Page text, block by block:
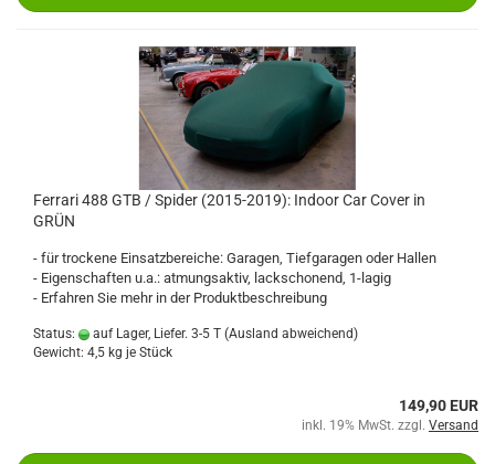
Ferrari 488 GTB / Spider (2015-2019): Indoor Car Cover in
GRÜN
- für trockene Einsatzbereiche: Garagen, Tiefgaragen oder Hallen
- Eigenschaften u.a.: atmungsaktiv, lackschonend, 1-lagig
- Erfahren Sie mehr in der Produktbeschreibung
Status: auf Lager, Liefer. 3-5 T (Ausland abweichend)
Gewicht: 4,5 kg je Stück
149,90 EUR
inkl. 19% MwSt. zzgl. Versand